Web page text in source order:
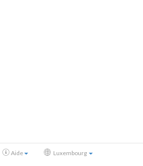
Aide Luxembourg